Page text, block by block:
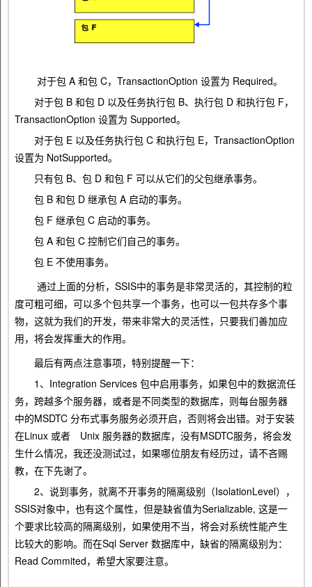
对于包 A 和包 C，TransactionOption 设置为 Required。
对于包 B 和包 D 以及任务执行包 B、执行包 D 和执行包 F，
TransactionOption 设置为 Supported。
对于包 E 以及任务执行包 C 和执行包 E，TransactionOption
设置为 NotSupported。
只有包 B、包 D 和包 F 可以从它们的父包继承事务。
包 B 和包 D 继承包 A 启动的事务。
包 F 继承包 C 启动的事务。
包 A 和包 C 控制它们自己的事务。
包 E 不使用事务。
通过上面的分析，SSIS中的事务是非常灵活的，其控制的粒
度可粗可细，可以多个包共享一个事务，也可以一包共存多个事
物，这就为我们的开发，带来非常大的灵活性，只要我们善加应
用，将会发挥重大的作用。
最后有两点注意事项，特别提醒一下：
1、Integration Services 包中启用事务，如果包中的数据流任
务，跨越多个服务器，或者是不同类型的数据库，则每台服务器
中的MSDTC 分布式事务服务必须开启，否则将会出错。对于安装
在Linux 或者 Unix 服务器的数据库，没有MSDTC服务，将会发
生什么情况，我还没测试过，如果哪位朋友有经历过，请不吝赐
教，在下先谢了。
2、说到事务，就离不开事务的隔离级别（IsolationLevel），
SSIS对象中，也有这个属性，但是缺省值为Serializable, 这是一
个要求比较高的隔离级别，如果使用不当，将会对系统性能产生
比较大的影响。而在Sql Server 数据库中，缺省的隔离级别为：
Read Commited，希望大家要注意。